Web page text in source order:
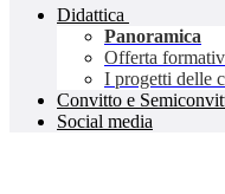
Didattica
Panoramica
Offerta
I progetti delle
Convitto e
Social media